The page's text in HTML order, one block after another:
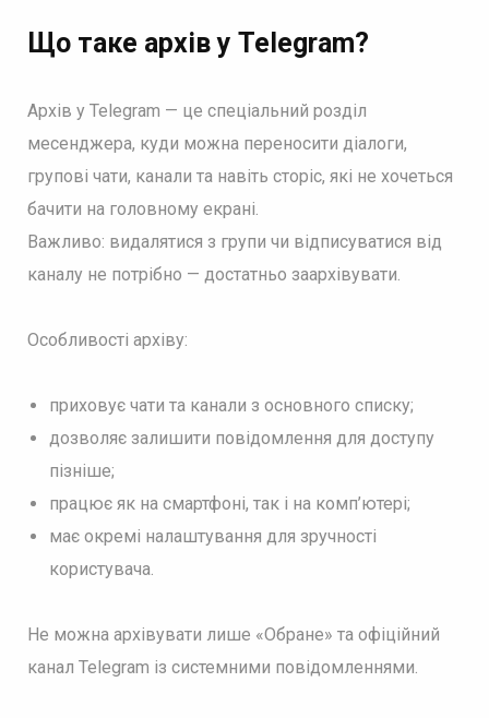
Що таке архів у Telegram?
Архів у Telegram — це спеціальний розділ
месенджера, куди можна переносити діалоги,
групові чати, канали та навіть сторіс, які не хочеться
бачити на головному екрані.
Важливо: видалятися з групи чи відписуватися від
каналу не потрібно — достатньо заархівувати.
Особливості архіву:
приховує чати та канали з основного списку;
дозволяє залишити повідомлення для доступу
пізніше;
працює як на смартфоні, так і на комп’ютері;
має окремі налаштування для зручності
користувача.
Не можна архівувати лише «Обране» та офіційний
канал Telegram із системними повідомленнями.